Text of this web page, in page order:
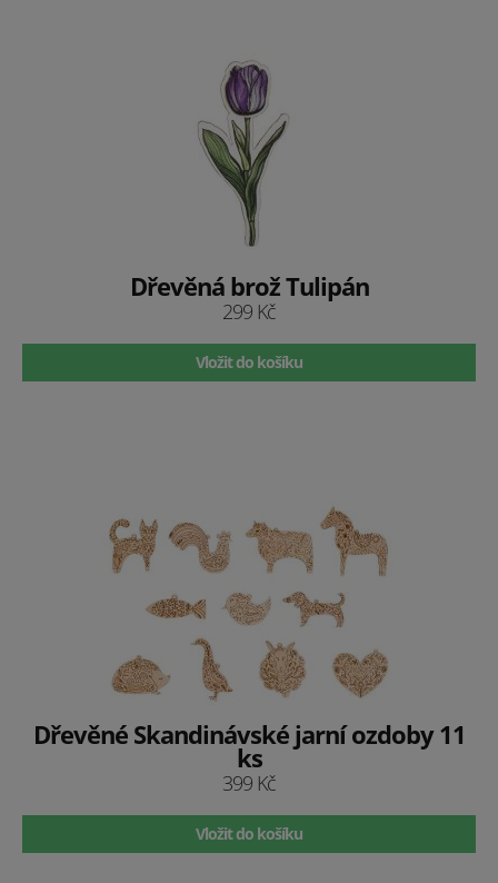
Dřevěná brož Tulipán
299 Kč
Vložit do košíku
Dřevěné Skandinávské jarní ozdoby 11
ks
399 Kč
Vložit do košíku